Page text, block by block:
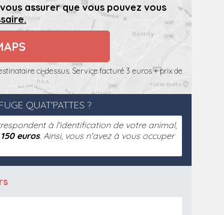
assurer que vous pouvez vous
ci-dessus. Service facturé 3 euros + prix de
QUAT'PATTES ?
à l'identification de votre animal,
euros. Ainsi, vous n'avez à vous occuper